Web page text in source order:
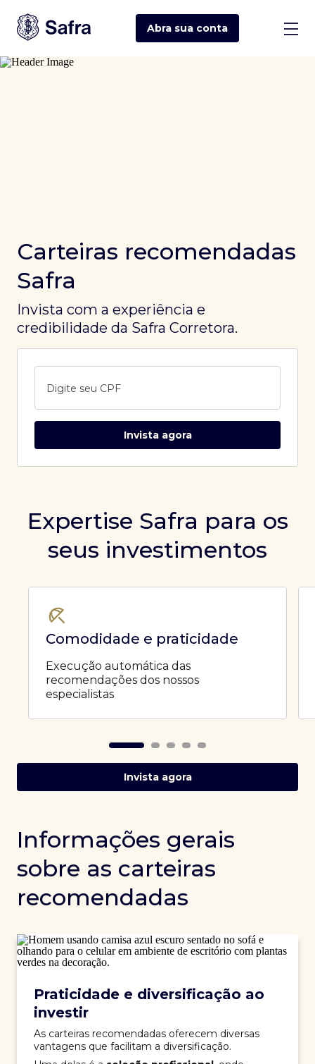
Abra sua conta
Carteiras recomendadas
Safra
Invista com a experiência e
credibilidade da Safra Corretora.
Digite seu CPF
Invista agora
Expertise Safra para os
seus investimentos
Comodidade e praticidade
Execução automática das
recomendações dos nossos
especialistas
Invista agora
Informações gerais
sobre as carteiras
recomendadas
Praticidade e diversificação ao
investir
As carteiras recomendadas oferecem diversas
vantagens que facilitam a diversificação.